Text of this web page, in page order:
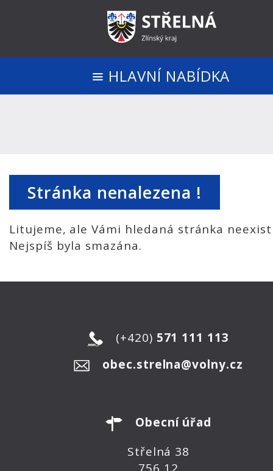
HLAVNÍ NABÍDKA
Stránka nenalezena !
Litujeme, ale Vámi hledaná stránka
Nejspíš byla smazána.
(+420) 571 111 113
obec.strelna@volny.cz
Obecní úřad
Střelná 38
756 12